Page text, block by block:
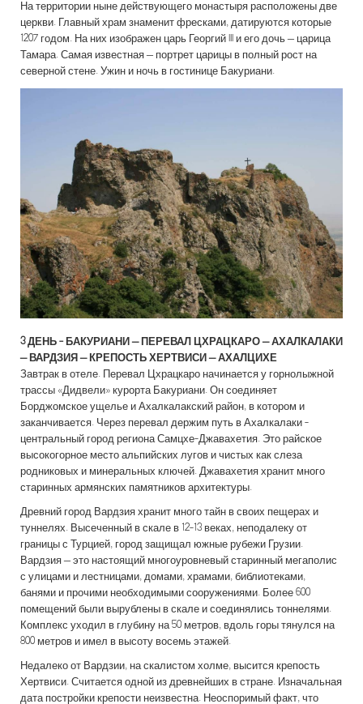
На территории ныне действующего монастыря расположены две
церкви. Главный храм знаменит фресками, датируются которые
1207 годом. На них изображен царь Георгий III и его дочь – царица
Тамара. Самая известная – портрет царицы в полный рост на
северной стене. Ужин и ночь в гостинице Бакуриани.
3 ДЕНЬ - БАКУРИАНИ – ПЕРЕВАЛ ЦХРАЦКАРО – АХАЛКАЛАКИ
– ВАРДЗИЯ – КРЕПОСТЬ ХЕРТВИСИ – АХАЛЦИХЕ
Завтрак в отеле. Перевал Цхрацкаро начинается у горнолыжной
трассы «Дидвели» курорта Бакуриани. Он соединяет
Борджомское ущелье и Ахалкалакский район, в котором и
заканчивается. Через перевал держим путь в Ахалкалаки -
центральный город региона Самцхе-Джавахетия. Это райское
высокогорное место альпийских лугов и чистых как слеза
родниковых и минеральных ключей. Джавахетия хранит много
старинных армянских памятников архитектуры.
Древний город Вардзия хранит много тайн в своих пещерах и
туннелях. Высеченный в скале в 12-13 веках, неподалеку от
границы с Турцией, город защищал южные рубежи Грузии.
Вардзия – это настоящий многоуровневый старинный мегаполис
с улицами и лестницами, домами, храмами, библиотеками,
банями и прочими необходимыми сооружениями. Более 600
помещений были вырублены в скале и соединялись тоннелями.
Комплекс уходил в глубину на 50 метров, вдоль горы тянулся на
800 метров и имел в высоту восемь этажей.
Недалеко от Вардзии, на скалистом холме, высится крепость
Хертвиси. Считается одной из древнейших в стране. Изначальная
дата постройки крепости неизвестна. Неоспоримый факт, что